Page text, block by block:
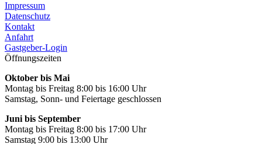
Impressum
Datenschutz
Kontakt
Anfahrt
Gastgeber-Login
Öffnungszeiten
Oktober bis Mai
Montag bis Freitag 8:00 bis 16:00 Uhr
Samstag, Sonn- und Feiertage geschlossen
Juni bis September
Montag bis Freitag 8:00 bis 17:00 Uhr
Samstag 9:00 bis 13:00 Uhr